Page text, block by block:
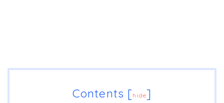
Contents [hide]